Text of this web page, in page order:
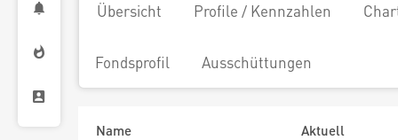
Übersicht Profile / Kennzahlen
Fondsprofil Ausschüttungen
Name
Aktuell